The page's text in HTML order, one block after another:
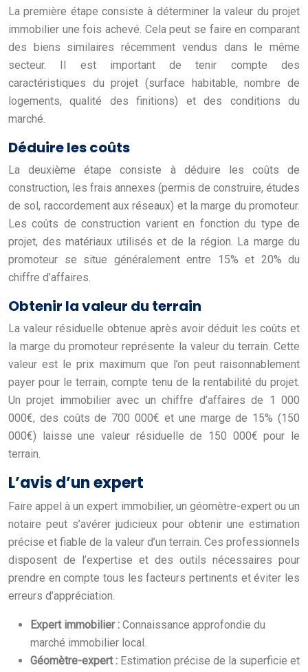
La première étape consiste à déterminer la valeur du projet
immobilier une fois achevé. Cela peut se faire en comparant
des biens similaires récemment vendus dans le même
secteur. Il est important de tenir compte des
caractéristiques du projet (surface habitable, nombre de
logements, qualité des finitions) et des conditions du
marché.
Déduire les coûts
La deuxième étape consiste à déduire les coûts de
construction, les frais annexes (permis de construire, études
de sol, raccordement aux réseaux) et la marge du promoteur.
Les coûts de construction varient en fonction du type de
projet, des matériaux utilisés et de la région. La marge du
promoteur se situe généralement entre 15% et 20% du
chiffre d’affaires.
Obtenir la valeur du terrain
La valeur résiduelle obtenue après avoir déduit les coûts et
la marge du promoteur représente la valeur du terrain. Cette
valeur est le prix maximum que l’on peut raisonnablement
payer pour le terrain, compte tenu de la rentabilité du projet.
Un projet immobilier avec un chiffre d’affaires de 1 000
000€, des coûts de 700 000€ et une marge de 15% (150
000€) laisse une valeur résiduelle de 150 000€ pour le
terrain.
L’avis d’un expert
Faire appel à un expert immobilier, un géomètre-expert ou un
notaire peut s’avérer judicieux pour obtenir une estimation
précise et fiable de la valeur d’un terrain. Ces professionnels
disposent de l’expertise et des outils nécessaires pour
prendre en compte tous les facteurs pertinents et éviter les
erreurs d’appréciation.
Expert immobilier : Connaissance approfondie du
marché immobilier local.
Géomètre-expert : Estimation précise de la superficie et